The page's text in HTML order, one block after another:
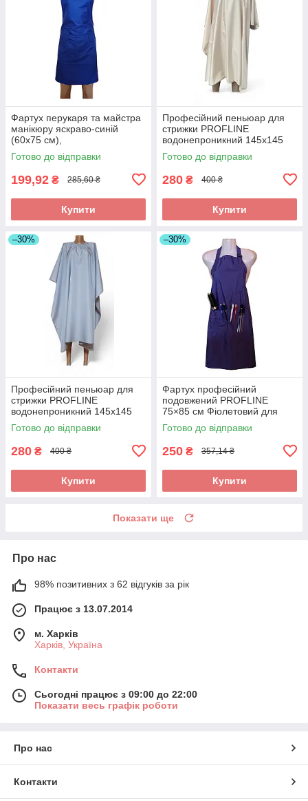
Фартух перукаря та майстра
манікюру яскраво-синій
(60х75 см),
водовідштовхувальний,
професійний
Готово до відправки
199,92 ₴ 285,60 ₴
Купити
Професійний пеньюар для
стрижки PROFLINE
водонепроникний 145х145
см Бежевий (накидка
перукарська) Арт. 145Б
Готово до відправки
280 ₴ 400 ₴
Купити
–30%
Професійний пеньюар для
стрижки PROFLINE
водонепроникний 145х145
см Сірий (накидка
перукарська) Арт. 145С
Готово до відправки
280 ₴ 400 ₴
Купити
–30%
Фартух професійний
подовжений PROFLINE
75×85 см Фіолетовий для
майстра манікюру/перукаря/
б'юті-майстра, водостійкий.
Готово до відправки
250 ₴ 357,14 ₴
Купити
Показати ще
Про нас
98% позитивних з 62 відгуків за рік
Працює з 13.07.2014
м. Харків
Харків, Україна
Контакти
Сьогодні працює з 09:00 до 22:00
Показати весь графік роботи
Про нас
Контакти